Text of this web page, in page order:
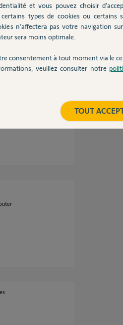
et vous pouvez choisir
types de cookies ou certains
n’affectera pas votre navigation
sera moins optimale.
consentement à tout moment via le
veuillez consulter notre
TOUT